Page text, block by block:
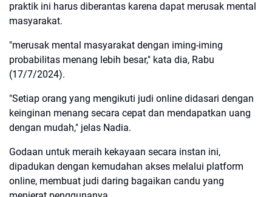
praktik ini harus diberantas karena dapat merusak mental
masyarakat.
"merusak mental masyarakat dengan iming-iming
probabilitas menang lebih besar," kata dia, Rabu
(17/7/2024).
"Setiap orang yang mengikuti judi online didasari dengan
keinginan menang secara cepat dan mendapatkan uang
dengan mudah," jelas Nadia.
Godaan untuk meraih kekayaan secara instan ini,
dipadukan dengan kemudahan akses melalui platform
online, membuat judi daring bagaikan candu yang